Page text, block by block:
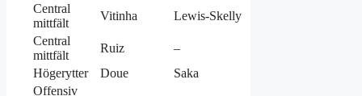
Central
mittfält
Vitinha
Lewis‑Skelly
Central
mittfält
Ruiz
–
Högerytter
Doue
Saka
Offensiv